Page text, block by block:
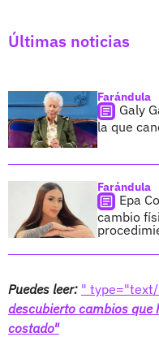
Últimas noticias
Farándula
Galy
la que
Farándula
Epa
cambio
Puedes leer: "
descubierto cambios que
costado"